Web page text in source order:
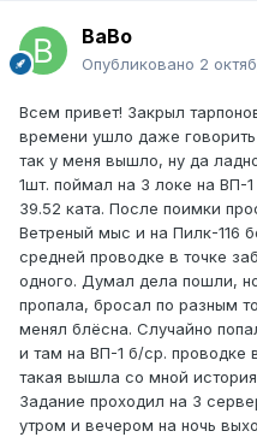
BaBo
Опубликовано 2
Всем привет! Закрыл
времени ушло даже
так у меня вышло, ну да
1шт. поймал на 3 локе на ВП-
39.52 ката. После поимки
Ветреный мыс и на Пилк-116
средней проводке в точке
одного. Думал дела пошли,
пропала, бросал по разным
менял блёсна. Случайно
и там на ВП-1 б/ср. проводке
такая вышла со мной
Задание проходил на 3
утром и вечером на ночь